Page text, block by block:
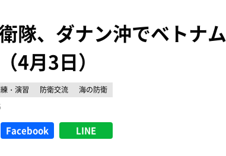
隊、ダナン沖でベトナ
4月3日）
・演習 防衛交流
海の防衛
Facebook LINE